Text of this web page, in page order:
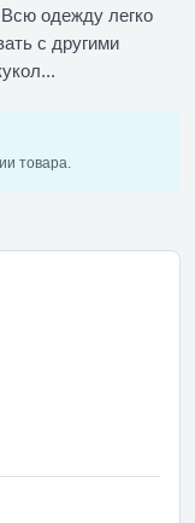
одежду легко
с другими
товара.